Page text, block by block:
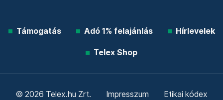
Támogatás Adó 1% felajánlás Hírlevelek
Telex Shop
© 2026 Telex.hu Zrt. Impresszum Etikai kódex